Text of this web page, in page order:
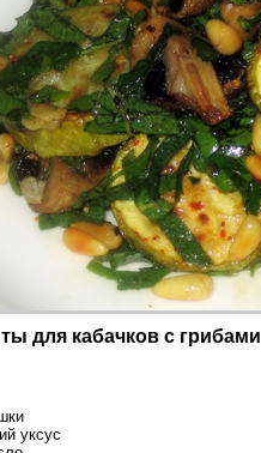
для кабачков с грибами
уксус